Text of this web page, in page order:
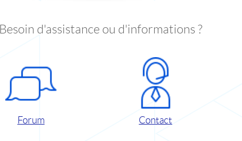
Besoin d'assistance ou d'informations ?
Forum Contact